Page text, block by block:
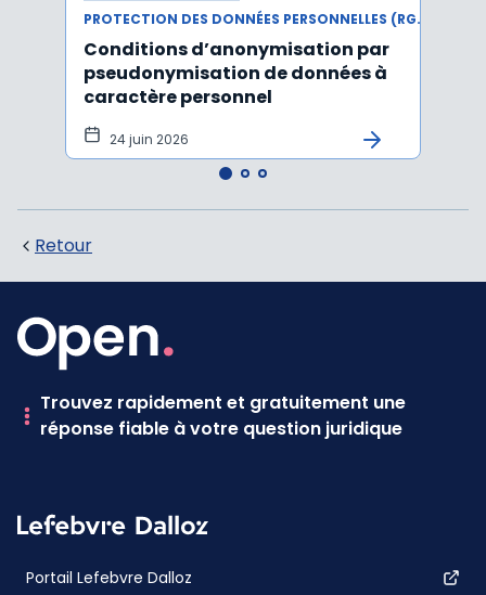
PROTECTION DES DONNÉES PERSONNELLES (RGPD)
Conditions d’anonymisation par
pseudonymisation de données à
caractère personnel
24 juin 2026
Retour
Trouvez rapidement et gratuitement une
réponse fiable à votre question juridique
Portail Lefebvre Dalloz